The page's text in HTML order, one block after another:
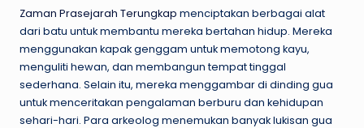
Zaman Prasejarah Terungkap menciptakan berbagai alat
dari batu untuk membantu mereka bertahan hidup. Mereka
menggunakan kapak genggam untuk memotong kayu,
menguliti hewan, dan membangun tempat tinggal
sederhana. Selain itu, mereka menggambar di dinding gua
untuk menceritakan pengalaman berburu dan kehidupan
sehari-hari. Para arkeolog menemukan banyak lukisan gua